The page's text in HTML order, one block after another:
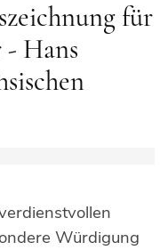
für
Hans
Würdigung